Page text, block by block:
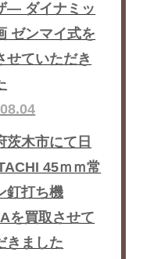
― ダイナミッ
ゼンマイ式を
せていただき
茨木市にて日
45ｍｍ常
釘打ち機
を買取させて
きました